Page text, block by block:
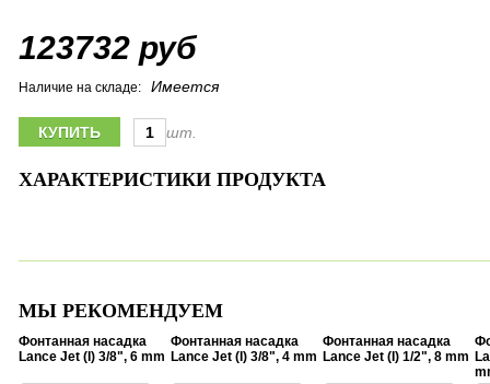
123732 руб
Наличие на складе: Имеется
шт.
ХАРАКТЕРИСТИКИ ПРОДУКТА
МЫ РЕКОМЕНДУЕМ
Фонтанная насадка
Lance Jet (I) 3/8", 6 mm
Фонтанная насадка
Lance Jet (I) 3/8", 4 mm
Фонтанная насадка
Lance Jet (I) 1/2", 8 mm